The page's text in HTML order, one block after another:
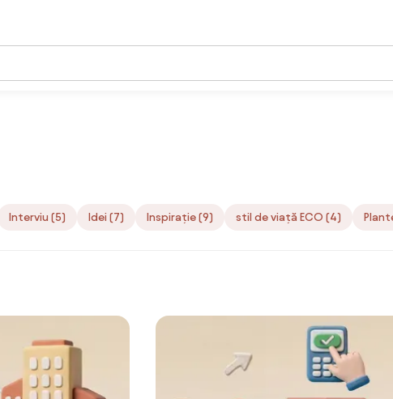
Interviu (5) Idei (7) Inspirație (9) stil de viață ECO (4)